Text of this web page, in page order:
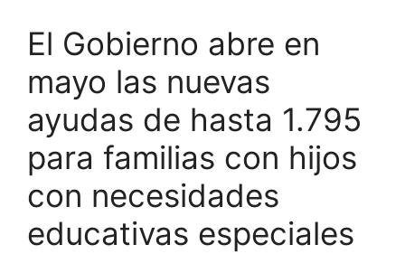
El Gobierno abre en
mayo las nuevas
ayudas de hasta 1.795
para familias con hijos
con necesidades
educativas especiales